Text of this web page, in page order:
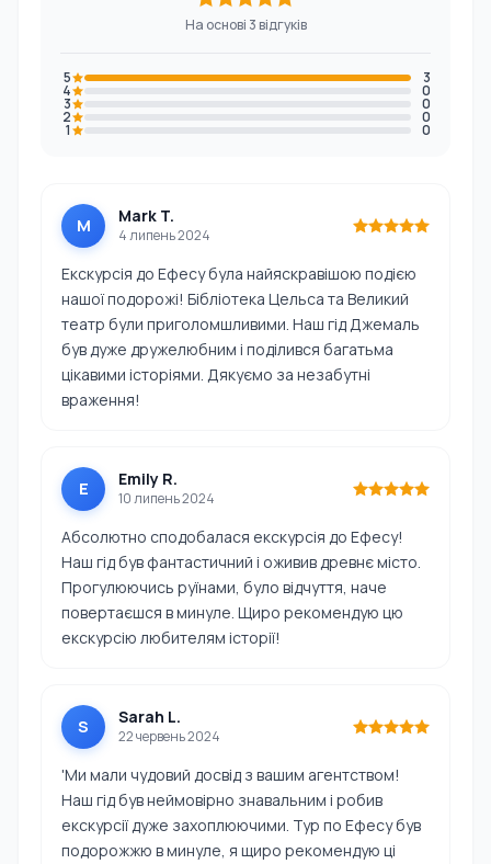
На основі 3 відгуків
5 3
4 0
3 0
2 0
1 0
M Mark T.
4 липень 2024
Екскурсія до Ефесу була найяскравішою подією
нашої подорожі! Бібліотека Цельса та Великий
театр були приголомшливими. Наш гід Джемаль
був дуже дружелюбним і поділився багатьма
цікавими історіями. Дякуємо за незабутні
враження!
E Emily R.
10 липень 2024
Абсолютно сподобалася екскурсія до Ефесу!
Наш гід був фантастичний і оживив древнє місто.
Прогулюючись руїнами, було відчуття, наче
повертаєшся в минуле. Щиро рекомендую цю
екскурсію любителям історії!
S Sarah L.
22 червень 2024
'Ми мали чудовий досвід з вашим агентством!
Наш гід був неймовірно знавальним і робив
екскурсії дуже захоплюючими. Тур по Ефесу був
подорожжю в минуле, я щиро рекомендую ці